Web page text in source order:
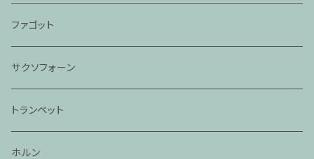
ファゴット
サクソフォーン
トランペット
ホルン